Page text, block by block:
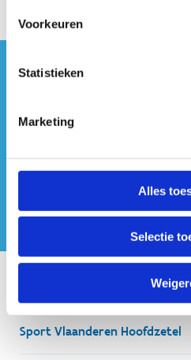
Voorkeuren
Statistieken
Marketing
Alles
Selectie
Sport Vlaanderen Hoofdzetel